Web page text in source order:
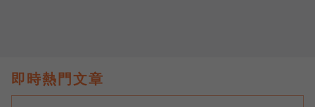
即時熱門文章